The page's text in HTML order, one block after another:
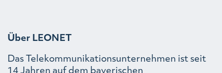
Über LEONET
Das Telekommunikationsunternehmen ist seit
14 Jahren auf dem bayerischen